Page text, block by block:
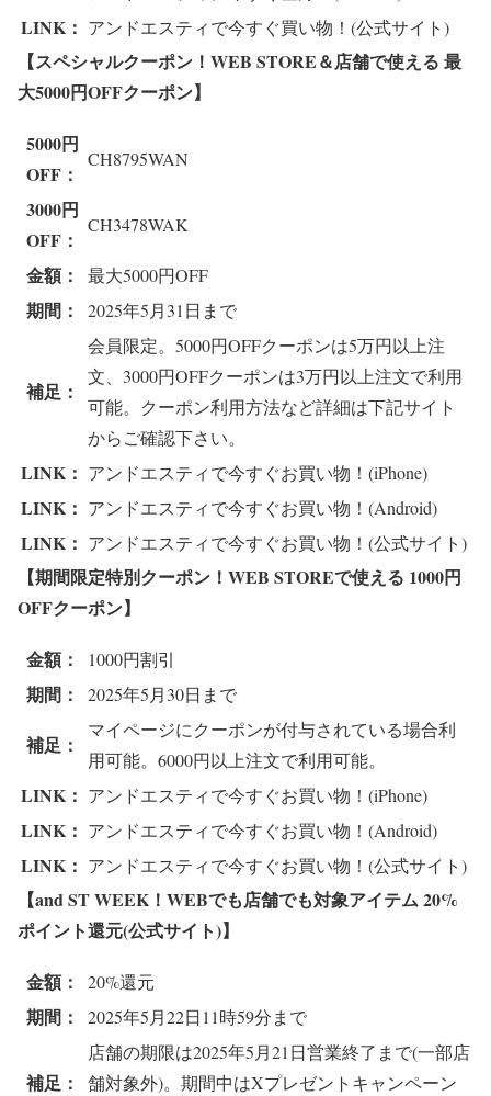
LINK： アンドエスティで今すぐ買い物！(公式サイト)
【スペシャルクーポン！WEB STORE＆店舗で使える 最
大5000円OFFクーポン】
5000円
OFF：
CH8795WAN
3000円
OFF：
CH3478WAK
金額： 最大5000円OFF
期間： 2025年5月31日まで
補足：
会員限定。5000円OFFクーポンは5万円以上注
文、3000円OFFクーポンは3万円以上注文で利用
可能。クーポン利用方法など詳細は下記サイト
からご確認下さい。
LINK： アンドエスティで今すぐお買い物！(iPhone)
LINK： アンドエスティで今すぐお買い物！(Android)
LINK： アンドエスティで今すぐお買い物！(公式サイト)
【期間限定特別クーポン！WEB STOREで使える 1000円
OFFクーポン】
金額： 1000円割引
期間： 2025年5月30日まで
補足：
マイページにクーポンが付与されている場合利
用可能。6000円以上注文で利用可能。
LINK： アンドエスティで今すぐお買い物！(iPhone)
LINK： アンドエスティで今すぐお買い物！(Android)
LINK： アンドエスティで今すぐお買い物！(公式サイト)
【and ST WEEK！WEBでも店舗でも対象アイテム 20%
ポイント還元(公式サイト)】
金額： 20%還元
期間： 2025年5月22日11時59分まで
補足：
店舗の期限は2025年5月21日営業終了まで(一部店
舗対象外)。期間中はXプレゼントキャンペーン